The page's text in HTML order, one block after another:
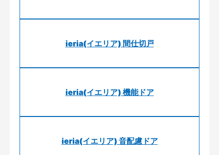
ieria(イエリア) 間仕切戸
ieria(イエリア) 機能ドア
ieria(イエリア) 音配慮ドア